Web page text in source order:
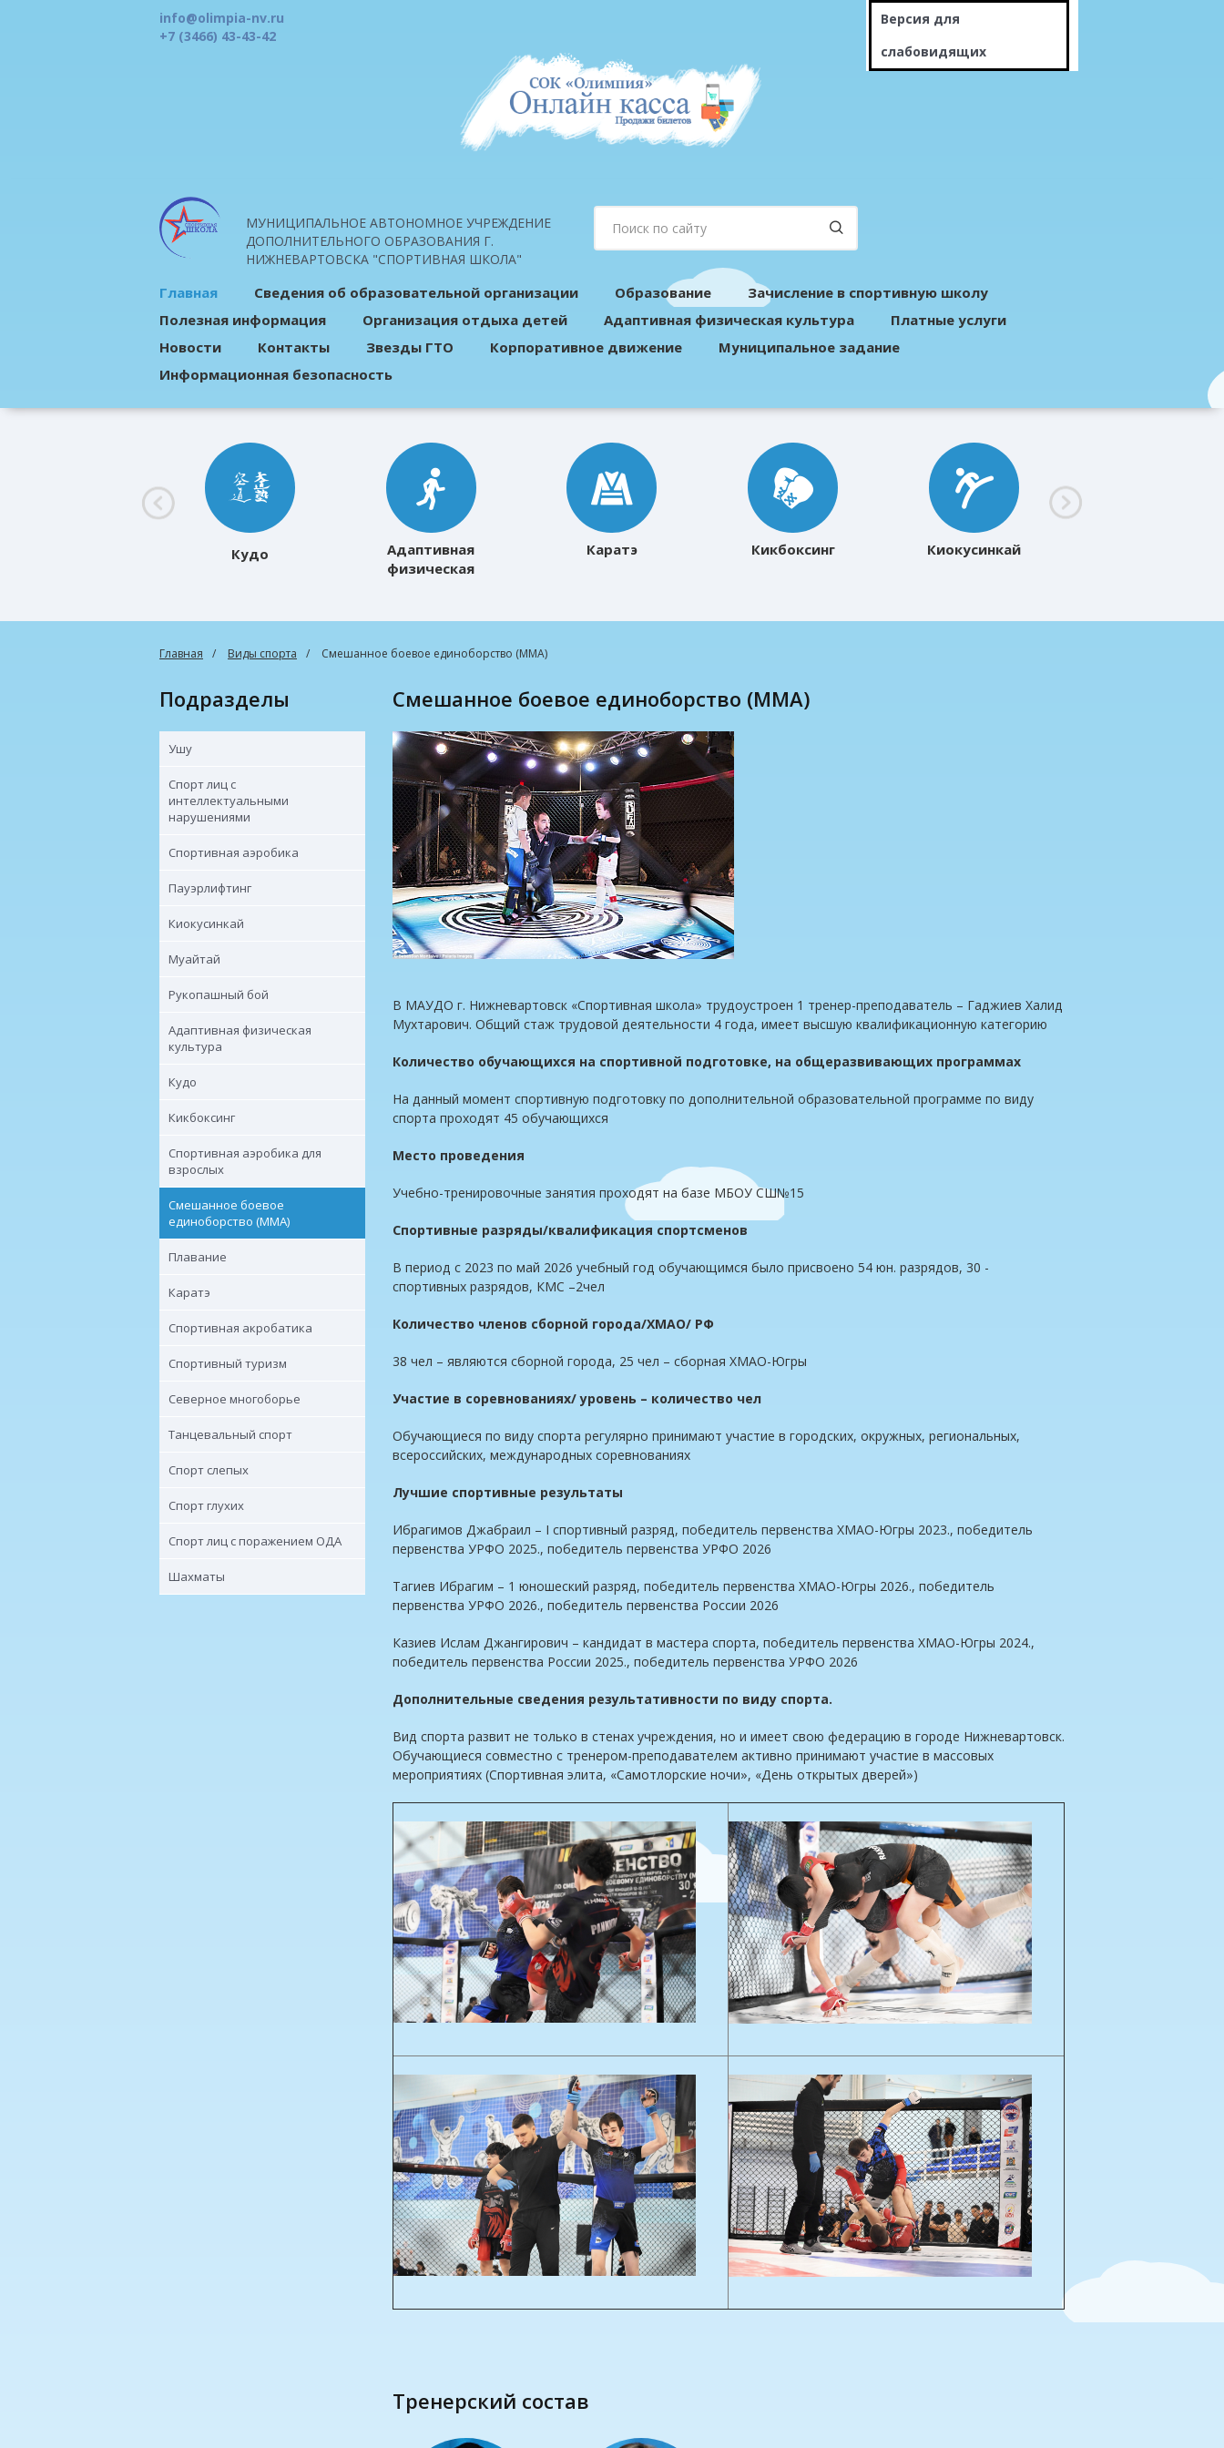
info@olimpia-nv.ru
+7 (3466) 43-43-42
Версия для
слабовидящих
МУНИЦИПАЛЬНОЕ АВТОНОМНОЕ УЧРЕЖДЕНИЕ
ДОПОЛНИТЕЛЬНОГО ОБРАЗОВАНИЯ Г.
НИЖНЕВАРТОВСКА "СПОРТИВНАЯ ШКОЛА"
Главная Сведения об образовательной организации Образование
Зачисление в спортивную школу
Полезная информация
Организация отдыха детей Адаптивная физическая культура
Платные услуги
Новости
Контакты Звезды ГТО Корпоративное движение
Муниципальное задание
Информационная безопасность
Кудо
Адаптивная
физическая
Каратэ Кикбоксинг Киокусинкай
Главная Виды спорта Смешанное боевое единоборство (ММА)
Подразделы
Ушу
Спорт лиц с
интеллектуальными
нарушениями
Спортивная аэробика
Пауэрлифтинг
Киокусинкай
Муайтай
Рукопашный бой
Адаптивная физическая
культура
Кудо
Кикбоксинг
Спортивная аэробика для
взрослых
Смешанное боевое
единоборство (ММА)
Плавание
Каратэ
Спортивная акробатика
Спортивный туризм
Северное многоборье
Танцевальный спорт
Спорт слепых
Спорт глухих
Спорт лиц с поражением ОДА
Шахматы
Смешанное боевое единоборство (ММА)
В МАУДО г. Нижневартовск «Спортивная школа» трудоустроен 1 тренер-преподаватель – Гаджиев Халид
Мухтарович. Общий стаж трудовой деятельности 4 года, имеет высшую квалификационную категорию
Количество обучающихся на спортивной подготовке, на общеразвивающих программах
На данный момент спортивную подготовку по дополнительной образовательной программе по виду
спорта проходят 45 обучающихся
Место проведения
Учебно-тренировочные занятия проходят на базе МБОУ СШ№15
Спортивные разряды/квалификация спортсменов
В период с 2023 по май 2026 учебный год обучающимся было присвоено 54 юн. разрядов, 30 -
спортивных разрядов, КМС –2чел
Количество членов сборной города/ХМАО/ РФ
38 чел – являются сборной города, 25 чел – сборная ХМАО-Югры
Участие в соревнованиях/ уровень – количество чел
Обучающиеся по виду спорта регулярно принимают участие в городских, окружных, региональных,
всероссийских, международных соревнованиях
Лучшие спортивные результаты
Ибрагимов Джабраил – I спортивный разряд, победитель первенства ХМАО-Югры 2023., победитель
первенства УРФО 2025., победитель первенства УРФО 2026
Тагиев Ибрагим – 1 юношеский разряд, победитель первенства ХМАО-Югры 2026., победитель
первенства УРФО 2026., победитель первенства России 2026
Казиев Ислам Джангирович – кандидат в мастера спорта, победитель первенства ХМАО-Югры 2024.,
победитель первенства России 2025., победитель первенства УРФО 2026
Дополнительные сведения результативности по виду спорта.
Вид спорта развит не только в стенах учреждения, но и имеет свою федерацию в городе Нижневартовск.
Обучающиеся совместно с тренером-преподавателем активно принимают участие в массовых
мероприятиях (Спортивная элита, «Самотлорские ночи», «День открытых дверей»)
Тренерский состав